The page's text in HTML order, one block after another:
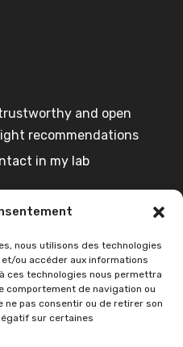
nous utilisons des technologies
ou accéder aux informations
ces technologies nous permettra
comportement de navigation ou
ne pas consentir ou de retirer son
sur certaines
and open
recommendations
in my lab
?